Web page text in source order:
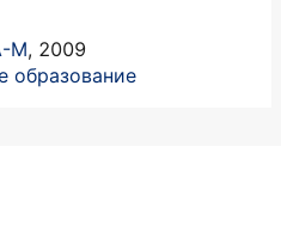
М, 2009
образование